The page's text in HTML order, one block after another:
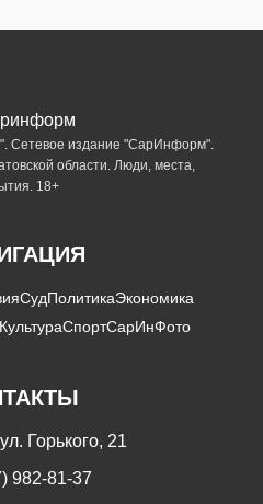
Сетевое издание "СарИнформ".
области. Люди, места,
18+
СудПолитикаЭкономика
СпортСарИнФото
Горького, 21
982-81-37